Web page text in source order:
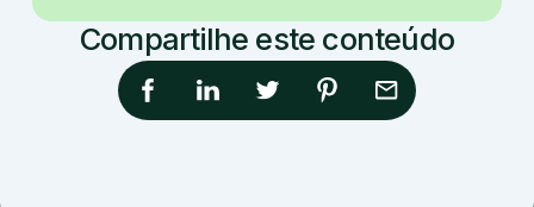
Compartilhe este conteúdo